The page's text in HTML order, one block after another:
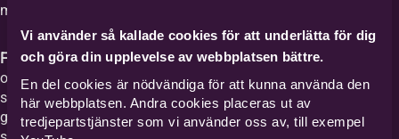
Vi använder så kallade cookies för att underlätta för dig
och göra din upplevelse av webbplatsen bättre.
En del cookies är nödvändiga för att kunna använda den
här webbplatsen. Andra cookies placeras ut av
tredjepartstjänster som vi använder oss av, till exempel
med start tisdagen den 1 september 2026.
Film med samtal:Varje gång har ett ämne
och vi tittar på en film med ett förinspelat
samtal mellan Britta Hermansson och en
gäst där deras erfarenheter och berättelser